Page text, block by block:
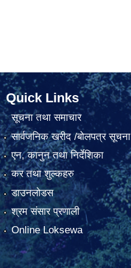
Quick Links
सूचना तथा समाचार
सार्वजनिक खरीद /बोलपत्र सूचना
एन, कानुन तथा निर्देशिका
कर तथा शुल्कहरु
डाउनलोडस
श्रम संसार प्रणाली
Online Loksewa